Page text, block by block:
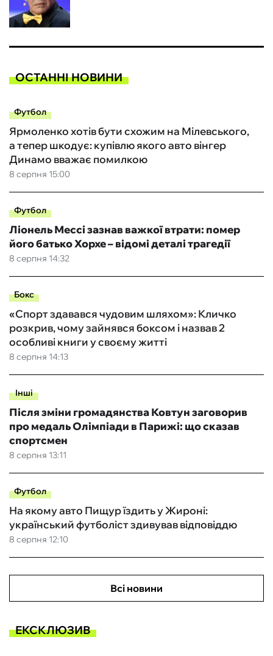
ОСТАННІ НОВИНИ
Футбол
8 серпня 15:00
Ярмоленко хотів бути схожим на Мілевського,
а тепер шкодує: купівлю якого авто вінгер
Динамо вважає помилкою
Футбол
8 серпня 14:32
Ліонель Мессі зазнав важкої втрати: помер
його батько Хорхе – відомі деталі трагедії
Бокс
8 серпня 14:13
«Спорт здавався чудовим шляхом»: Кличко
розкрив, чому зайнявся боксом і назвав 2
особливі книги у своєму житті
Інші
8 серпня 13:11
Після зміни громадянства Ковтун заговорив
про медаль Олімпіади в Парижі: що сказав
спортсмен
Футбол
8 серпня 12:10
На якому авто Пищур їздить у Жироні:
український футболіст здивував відповіддю
Всі новини
ЕКСКЛЮЗИВ